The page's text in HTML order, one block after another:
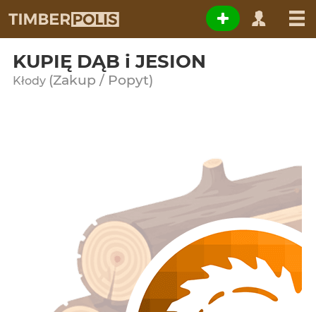
KUPIĘ DĄB i JESION
Kłody (Zakup / Popyt)